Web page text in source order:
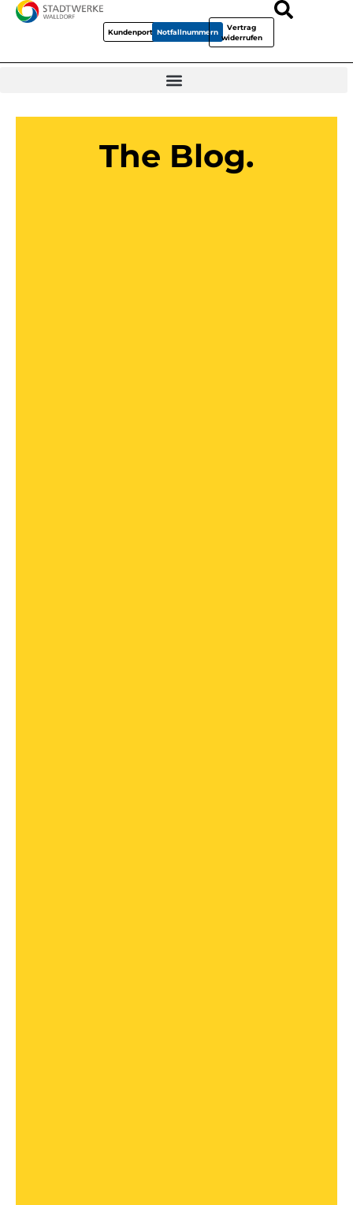
KundenportalNotfallnummern
Vertrag
widerrufen
The Blog.